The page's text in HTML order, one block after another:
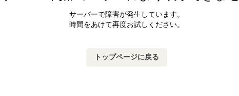
サーバーで障害が発生しています。
時間をあけて再度お試しください。
トップページに戻る